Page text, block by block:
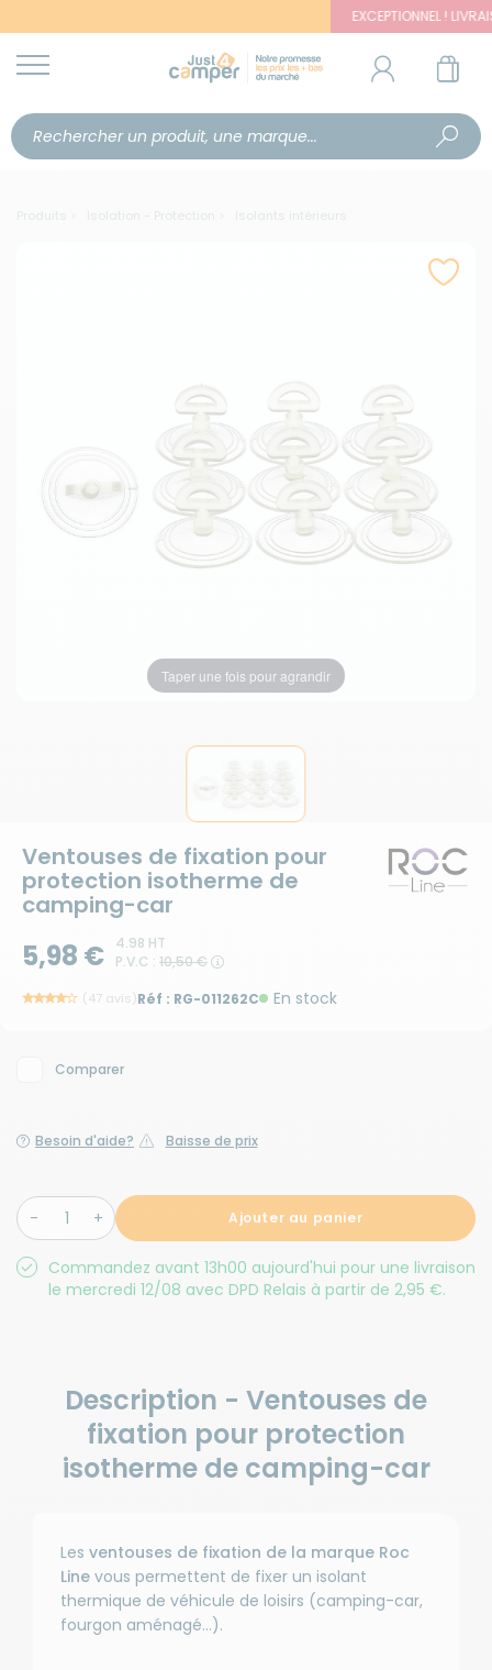
EXCEPTIONNEL ! LIVRAISON
Produits Isolation - Protection Isolants intérieurs
Taper une fois pour agrandir
Ventouses de fixation pour
protection isotherme de
camping-car
5,98 €
4.98 HT
P.V.C : 10,50 €
(47 avis)Réf : RG-011262C En stock
Comparer
Besoin d'aide? Baisse de prix
Ajouter au panier
Commandez avant 13h00 aujourd'hui pour une livraison
le mercredi 12/08 avec DPD Relais à partir de 2,95 €.
Description - Ventouses de
fixation pour protection
isotherme de camping-car
Les ventouses de fixation de la marque Roc
Line vous permettent de fixer un isolant
thermique de véhicule de loisirs (camping-car,
fourgon aménagé...).